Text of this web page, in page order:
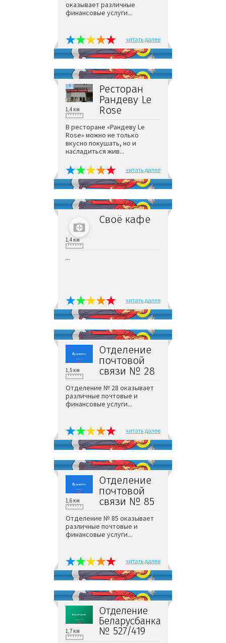
оказывает различные
финансовые услуги...
читать далее
Ресторан
Рандеву Le
Rose
1,4 км
В ресторане «Рандеву Le
Rose» можно не только
вкусно покушать, но и
насладиться жив...
читать далее
Своё кафе
1,4 км
...
читать далее
Отделение
почтовой
связи № 28
1,5 км
Отделение № 28 оказывает
различные почтовые и
финансовые услуги...
читать далее
Отделение
почтовой
связи № 85
1,6 км
Отделение № 85 оказывает
различные почтовые и
финансовые услуги...
читать далее
Отделение
Беларусбанка
№ 527/419
1,7 км